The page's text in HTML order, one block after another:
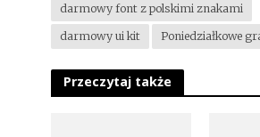
darmowy font z polskimi znakami
darmowy ui kit Poniedziałkowe
Przeczytaj także